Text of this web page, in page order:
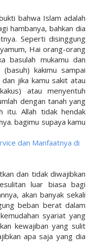
bahwa Islam adalah
hambanya, bahkan dia
Seperti disinggung
Hai orang-orang
basulah mukamu dan
kakimu sampai
jika kamu sakit atau
atau menyentuh
dengan tanah yang
itu. Allah tidak hendak
bagimu supaya kamu
dan Manfaatnya di
dan tidak diwajibkan
luar biasa bagi
akan banyak sekali
beban berat dalam
syariat yang
kewajiban yang sulit
apa saja yang dia